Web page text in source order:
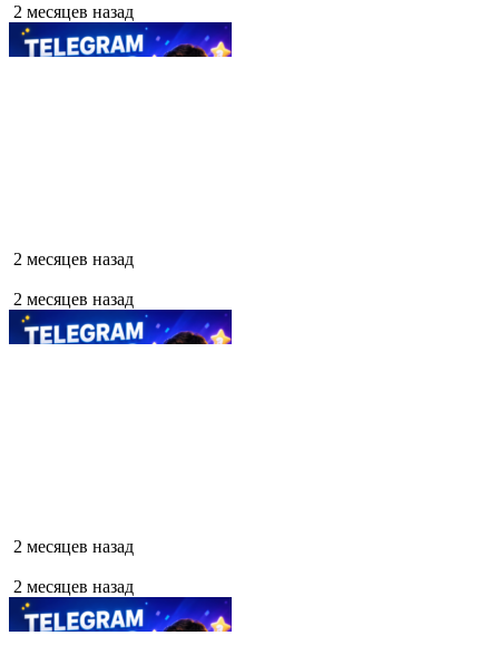
2 месяцев назад
2 месяцев назад
2 месяцев назад
2 месяцев назад
2 месяцев назад